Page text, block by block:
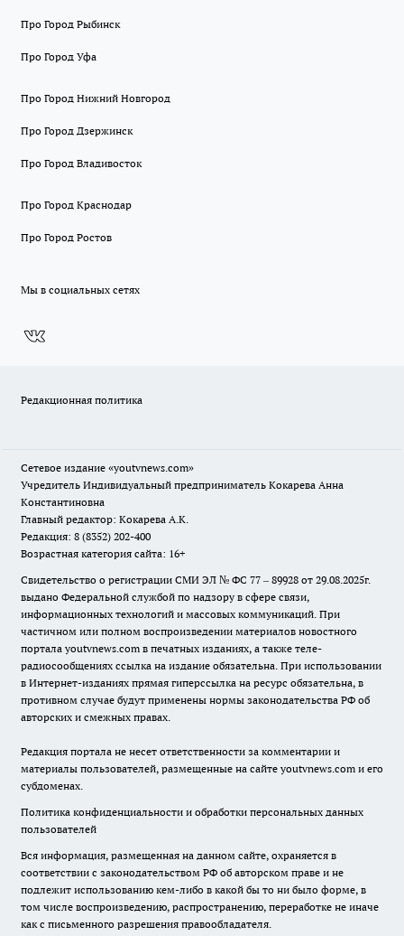
Про Город Рыбинск
Про Город Уфа
Про Город Нижний Новгород
Про Город Дзержинск
Про Город Владивосток
Про Город Краснодар
Про Город Ростов
Мы в социальных сетях
Редакционная политика
Сетевое издание «youtvnews.com»
Учредитель Индивидуальный предприниматель Кокарева Анна
Константиновна
Главный редактор: Кокарева А.К.
Редакция: 8 (8352) 202-400
Возрастная категория сайта: 16+
Свидетельство о регистрации СМИ ЭЛ № ФС 77 – 89928 от 29.08.2025г.
выдано Федеральной службой по надзору в сфере связи,
информационных технологий и массовых коммуникаций. При
частичном или полном воспроизведении материалов новостного
портала youtvnews.com в печатных изданиях, а также теле-
радиосообщениях ссылка на издание обязательна. При использовании
в Интернет-изданиях прямая гиперссылка на ресурс обязательна, в
противном случае будут применены нормы законодательства РФ об
авторских и смежных правах.
Редакция портала не несет ответственности за комментарии и
материалы пользователей, размещенные на сайте youtvnews.com и его
субдоменах.
Политика конфиденциальности и обработки персональных данных
пользователей
Вся информация, размещенная на данном сайте, охраняется в
соответствии с законодательством РФ об авторском праве и не
подлежит использованию кем-либо в какой бы то ни было форме, в
том числе воспроизведению, распространению, переработке не иначе
как с письменного разрешения правообладателя.